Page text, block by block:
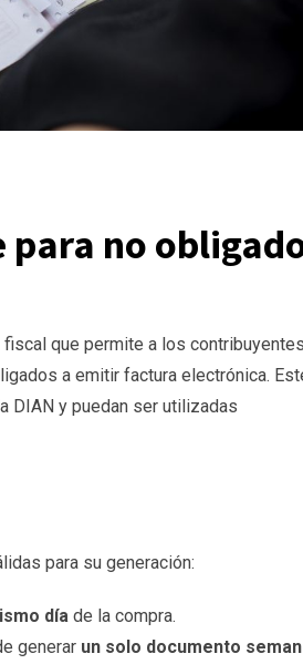
para no
que permite a los
a emitir factura electrónica.
DIAN y puedan ser utilizadas
para su generación:
día de la compra.
generar un solo documento